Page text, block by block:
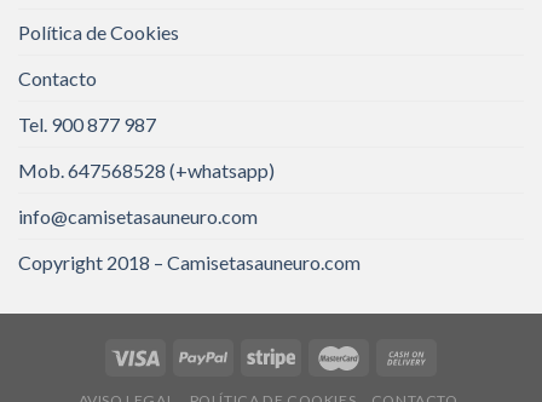
Política de Cookies
Contacto
Tel. 900 877 987
Mob. 647568528 (+whatsapp)
info@camisetasauneuro.com
Copyright 2018 – Camisetasauneuro.com